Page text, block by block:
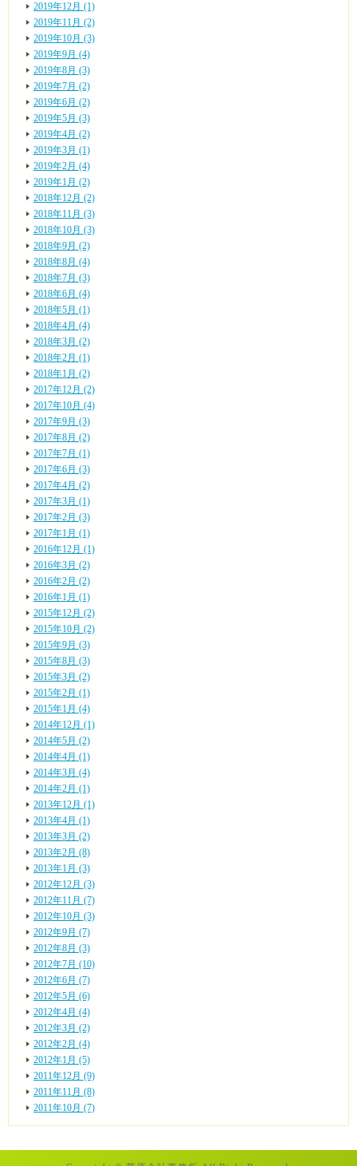
2019年12月 (1)
2019年11月 (2)
2019年10月 (3)
2019年9月 (4)
2019年8月 (3)
2019年7月 (2)
2019年6月 (2)
2019年5月 (3)
2019年4月 (2)
2019年3月 (1)
2019年2月 (4)
2019年1月 (2)
2018年12月 (2)
2018年11月 (3)
2018年10月 (3)
2018年9月 (2)
2018年8月 (4)
2018年7月 (3)
2018年6月 (4)
2018年5月 (1)
2018年4月 (4)
2018年3月 (2)
2018年2月 (1)
2018年1月 (2)
2017年12月 (2)
2017年10月 (4)
2017年9月 (3)
2017年8月 (2)
2017年7月 (1)
2017年6月 (3)
2017年4月 (2)
2017年3月 (1)
2017年2月 (3)
2017年1月 (1)
2016年12月 (1)
2016年3月 (2)
2016年2月 (2)
2016年1月 (1)
2015年12月 (2)
2015年10月 (2)
2015年9月 (3)
2015年8月 (3)
2015年3月 (2)
2015年2月 (1)
2015年1月 (4)
2014年12月 (1)
2014年5月 (2)
2014年4月 (1)
2014年3月 (4)
2014年2月 (1)
2013年12月 (1)
2013年4月 (1)
2013年3月 (2)
2013年2月 (8)
2013年1月 (3)
2012年12月 (3)
2012年11月 (7)
2012年10月 (3)
2012年9月 (7)
2012年8月 (3)
2012年7月 (10)
2012年6月 (7)
2012年5月 (6)
2012年4月 (4)
2012年3月 (2)
2012年2月 (4)
2012年1月 (5)
2011年12月 (9)
2011年11月 (8)
2011年10月 (7)